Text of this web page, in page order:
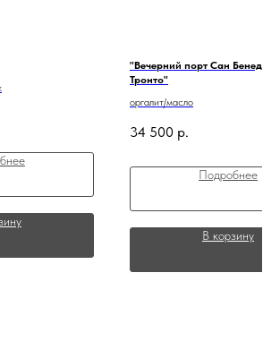
"Вечерний порт Сан
Тронто"
оргалит/масло
34 500 р.
Подробнее
В корзину